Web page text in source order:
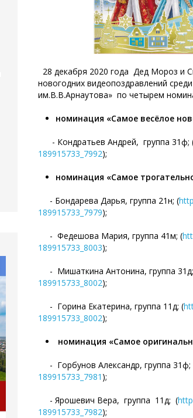
28 декабря 2020 года Дед Мороз и
новогодних видеопоздравлений
им.В.В.Арнаутова» по четырем
номинация «Самое весёлое
- Кондратьев Андрей, группа 31ф;
189915733_7992);
номинация «Самое
- Бондарева Дарья, группа 21н; (
189915733_7979);
- Федешова Мария, группа 41м; (
189915733_8003);
- Мишаткина Антонина, группа
189915733_8002);
- Горина Екатерина, группа 11д; (
189915733_8002);
номинация «Самое
- Горбунов Александр, группа 31ф;
189915733_7981 );
- Ярошевич Вера, группа 11д; (
189915733_7982);